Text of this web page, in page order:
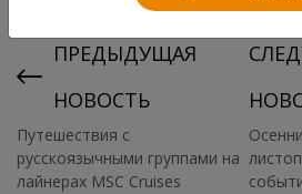
ПРЕДЫДУЩАЯ
НОВОСТЬ
Путешествия с
русскоязычными группами на
лайнерах MSC Cruises